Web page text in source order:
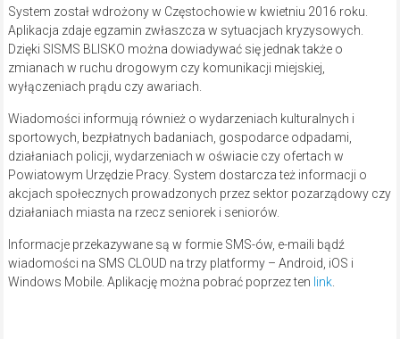
System został wdrożony w Częstochowie w kwietniu 2016 roku.
Aplikacja zdaje egzamin zwłaszcza w sytuacjach kryzysowych.
Dzięki SISMS BLISKO można dowiadywać się jednak także o
zmianach w ruchu drogowym czy komunikacji miejskiej,
wyłączeniach prądu czy awariach.
Wiadomości informują również o wydarzeniach kulturalnych i
sportowych, bezpłatnych badaniach, gospodarce odpadami,
działaniach policji, wydarzeniach w oświacie czy ofertach w
Powiatowym Urzędzie Pracy. System dostarcza też informacji o
akcjach społecznych prowadzonych przez sektor pozarządowy czy
działaniach miasta na rzecz seniorek i seniorów.
Informacje przekazywane są w formie SMS-ów, e-maili bądź
wiadomości na SMS CLOUD na trzy platformy – Android, iOS i
Windows Mobile. Aplikację można pobrać poprzez ten link.